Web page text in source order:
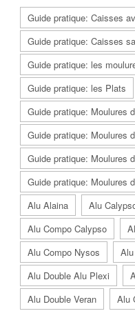
Guide pratique: Caisses
Guide pratique: Caisses
Guide pratique: les
Guide pratique: les Plats
Guide pratique: Moulures
Guide pratique: Moulures
Guide pratique: Moulures
Guide pratique: Moulures
Alu Alaina
Alu
Alu Compo Calypso
Alu Compo Nysos
Alu Double Alu Plexi
Alu Double Veran
Alu